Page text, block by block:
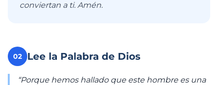
conviertan a ti. Amén.
02 Lee la Palabra de Dios
“Porque hemos hallado que este hombre es una